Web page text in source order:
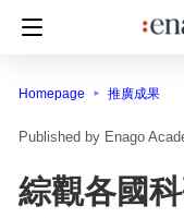
Homepage 推廣成果
Enago
綜觀各國